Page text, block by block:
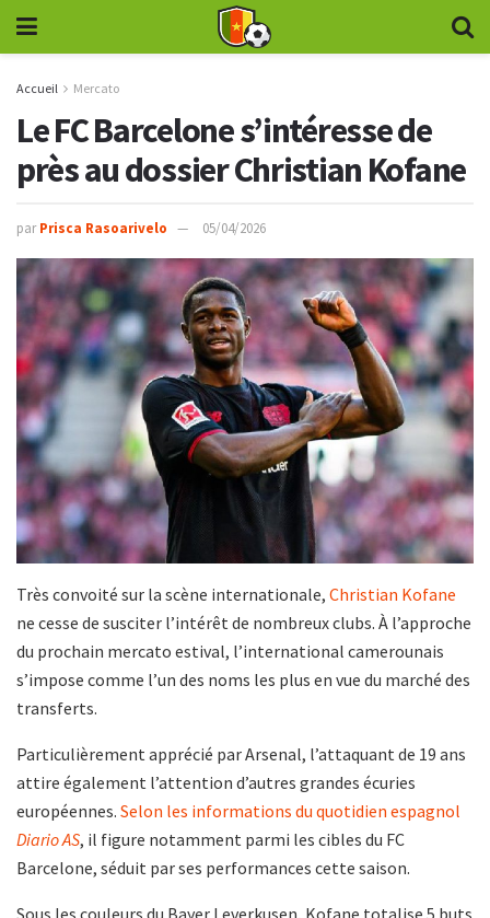
Accueil Mercato
Le FC Barcelone s’intéresse de
près au dossier Christian Kofane
par Prisca Rasoarivelo 05/04/2026
Très convoité sur la scène internationale, Christian Kofane
ne cesse de susciter l’intérêt de nombreux clubs. À l’approche
du prochain mercato estival, l’international camerounais
s’impose comme l’un des noms les plus en vue du marché des
transferts.
Particulièrement apprécié par Arsenal, l’attaquant de 19 ans
attire également l’attention d’autres grandes écuries
européennes. Selon les informations du quotidien espagnol
Diario AS, il figure notamment parmi les cibles du FC
Barcelone, séduit par ses performances cette saison.
Sous les couleurs du Bayer Leverkusen, Kofane totalise 5 buts